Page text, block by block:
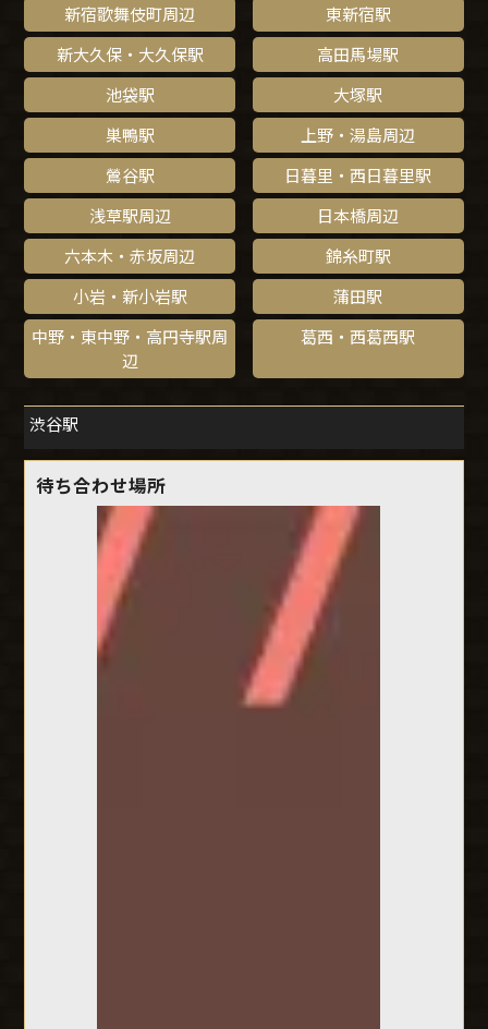
新宿歌舞伎町周辺
東新宿駅
新大久保・大久保駅
高田馬場駅
池袋駅
大塚駅
巣鴨駅
上野・湯島周辺
鶯谷駅
日暮里・西日暮里駅
浅草駅周辺
日本橋周辺
六本木・赤坂周辺
錦糸町駅
小岩・新小岩駅
蒲田駅
中野・東中野・高円寺駅周
辺
葛西・西葛西駅
渋谷駅
待ち合わせ場所